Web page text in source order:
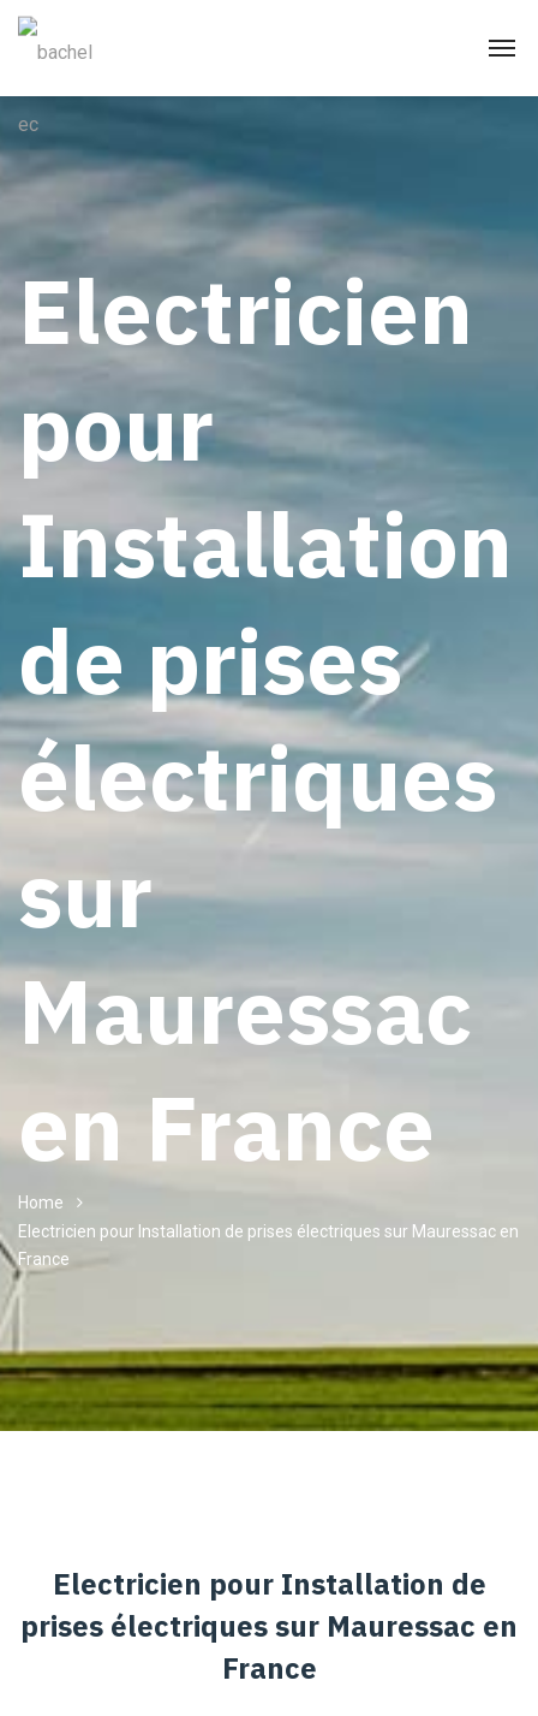
Electricien
pour
Installation
de prises
électriques
sur
Mauressac
en France
Home
Electricien pour Installation de prises électriques sur Mauressac en
France
Electricien pour Installation de
prises électriques sur Mauressac en
France